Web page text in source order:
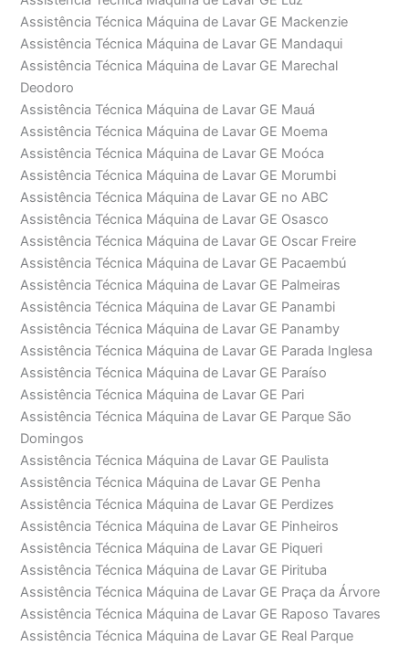
Assistência Técnica Máquina de Lavar GE Mackenzie
Assistência Técnica Máquina de Lavar GE Mandaqui
Assistência Técnica Máquina de Lavar GE Marechal
Deodoro
Assistência Técnica Máquina de Lavar GE Mauá
Assistência Técnica Máquina de Lavar GE Moema
Assistência Técnica Máquina de Lavar GE Moóca
Assistência Técnica Máquina de Lavar GE Morumbi
Assistência Técnica Máquina de Lavar GE no ABC
Assistência Técnica Máquina de Lavar GE Osasco
Assistência Técnica Máquina de Lavar GE Oscar Freire
Assistência Técnica Máquina de Lavar GE Pacaembú
Assistência Técnica Máquina de Lavar GE Palmeiras
Assistência Técnica Máquina de Lavar GE Panambi
Assistência Técnica Máquina de Lavar GE Panamby
Assistência Técnica Máquina de Lavar GE Parada Inglesa
Assistência Técnica Máquina de Lavar GE Paraíso
Assistência Técnica Máquina de Lavar GE Pari
Assistência Técnica Máquina de Lavar GE Parque São
Domingos
Assistência Técnica Máquina de Lavar GE Paulista
Assistência Técnica Máquina de Lavar GE Penha
Assistência Técnica Máquina de Lavar GE Perdizes
Assistência Técnica Máquina de Lavar GE Pinheiros
Assistência Técnica Máquina de Lavar GE Piqueri
Assistência Técnica Máquina de Lavar GE Pirituba
Assistência Técnica Máquina de Lavar GE Praça da Árvore
Assistência Técnica Máquina de Lavar GE Raposo Tavares
Assistência Técnica Máquina de Lavar GE Real Parque